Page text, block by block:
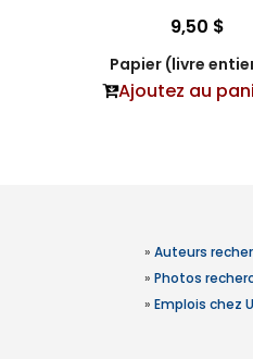
9,50 $
Papier (livre
Ajoutez au
» Auteurs
» Photos
» Emplois chez